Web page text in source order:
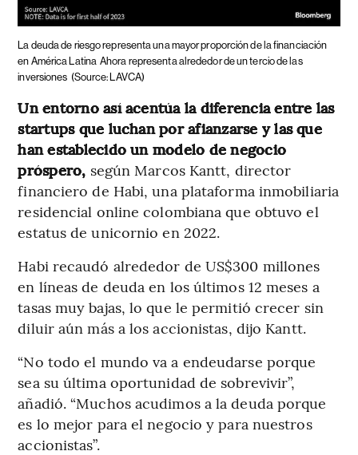
La deuda de riesgo representa una mayor proporción de la financiación
en América Latina Ahora representa alrededor de un tercio de las
inversiones (Source: LAVCA)
Un entorno así acentúa la diferencia entre las
startups que luchan por afianzarse y las que
han establecido un modelo de negocio
próspero, según Marcos Kantt, director
financiero de Habi, una plataforma inmobiliaria
residencial online colombiana que obtuvo el
estatus de unicornio en 2022.
Habi recaudó alrededor de US$300 millones
en líneas de deuda en los últimos 12 meses a
tasas muy bajas, lo que le permitió crecer sin
diluir aún más a los accionistas, dijo Kantt.
“No todo el mundo va a endeudarse porque
sea su última oportunidad de sobrevivir”,
añadió. “Muchos acudimos a la deuda porque
es lo mejor para el negocio y para nuestros
accionistas”.